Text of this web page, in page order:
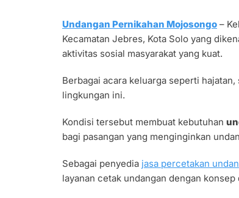
MOJOSONGO
MURAH
DESAIN
PREMIUM
Undangan Pernikahan Mojosongo –
Kecamatan Jebres, Kota Solo yang
aktivitas sosial masyarakat yang kuat.
Berbagai acara keluarga seperti
lingkungan ini.
Kondisi tersebut membuat kebutuhan
bagi pasangan yang menginginkan
Sebagai penyedia jasa percetakan
layanan cetak undangan dengan